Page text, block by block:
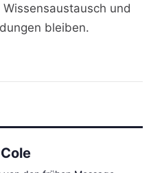
und
bleiben.